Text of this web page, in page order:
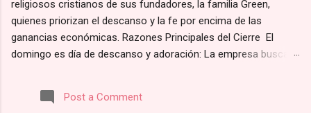
religiosos cristianos de sus fundadores, la familia Green,
quienes priorizan el descanso y la fe por encima de las
ganancias económicas. Razones Principales del Cierre El
domingo es día de descanso y adoración: La empresa busca
Según su página web, la razón por la que Hobby Lobby cierra
los domingos es para “darles a nuestros empleados y clientes
Post a Comment